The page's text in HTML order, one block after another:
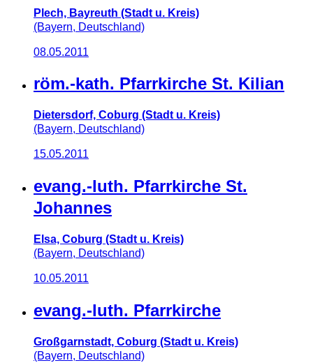
Plech, Bayreuth (Stadt u. Kreis)
(Bayern, Deutschland)
08.05.2011
röm.-kath. Pfarrkirche St. Kilian
Dietersdorf, Coburg (Stadt u. Kreis)
(Bayern, Deutschland)
15.05.2011
evang.-luth. Pfarrkirche St.
Johannes
Elsa, Coburg (Stadt u. Kreis)
(Bayern, Deutschland)
10.05.2011
evang.-luth. Pfarrkirche
Großgarnstadt, Coburg (Stadt u. Kreis)
(Bayern, Deutschland)